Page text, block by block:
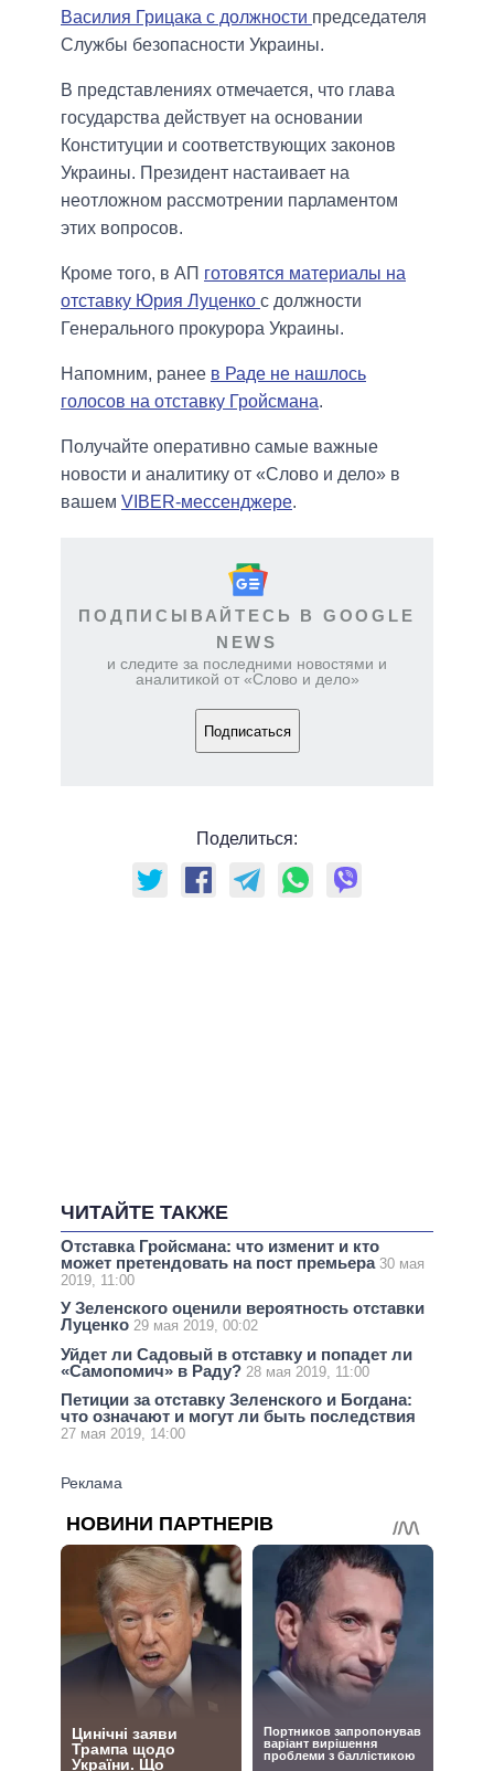
Василия Грицака с должности председателя
Службы безопасности Украины.
В представлениях отмечается, что глава
государства действует на основании
Конституции и соответствующих законов
Украины. Президент настаивает на
неотложном рассмотрении парламентом
этих вопросов.
Кроме того, в АП готовятся материалы на
отставку Юрия Луценко с должности
Генерального прокурора Украины.
Напомним, ранее в Раде не нашлось
голосов на отставку Гройсмана.
Получайте оперативно самые важные
новости и аналитику от «Слово и дело» в
вашем VIBER-мессенджере.
ПОДПИСЫВАЙТЕСЬ В GOOGLE
NEWS
и следите за последними новостями и
аналитикой от «Слово и дело»
Подписаться
Поделиться:
ЧИТАЙТЕ ТАКЖЕ
Отставка Гройсмана: что изменит и кто
может претендовать на пост премьера 30 мая
2019, 11:00
У Зеленского оценили вероятность отставки
Луценко 29 мая 2019, 00:02
Уйдет ли Садовый в отставку и попадет ли
«Самопомич» в Раду? 28 мая 2019, 11:00
Петиции за отставку Зеленского и Богдана:
что означают и могут ли быть последствия
27 мая 2019, 14:00